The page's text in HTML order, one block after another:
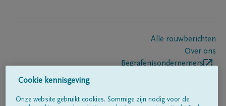
Alle rouwberichten
Over ons
Begrafenisondernemers
Cookie kennisgeving
Onze website gebruikt cookies. Sommige zijn nodig voor de